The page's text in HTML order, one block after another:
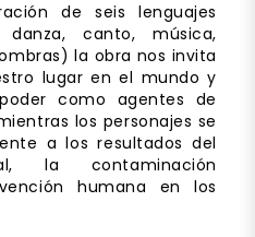
de seis lenguajes
canto, música,
la obra nos invita
lugar en el mundo y
como agentes de
los personajes se
a los resultados del
la contaminación
humana en los